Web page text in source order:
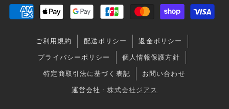
r
m
で
つ
見
て
く
さ
ご利用規約 配送ポリシー 返金ポリシー
プライバシーポリシー 個人情報保護方針
特定商取引法に基づく表記 お問い合わせ
運営会社 : 株式会社ジアス